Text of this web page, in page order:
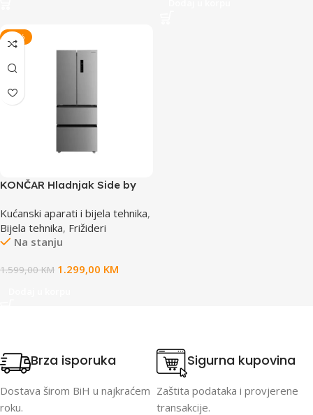
-19%
KONČAR Hladnjak Side by
Kućanski aparati i bijela tehnika,
Bijela tehnika, Frižideri
Na stanju
1.599,00KM 1.299,00 KM
Brza isporuka
Dostava širom BiH u najkraćem
roku.
Sigurna kupovina
Zaštita podataka i provjerene
transakcije.